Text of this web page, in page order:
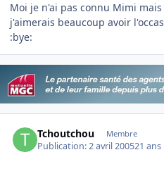
Moi je n'ai pas connu Mimi
j'aimerais beaucoup avoir
:bye:
Tchoutchou Membre
Publication:2 avril 200521 ans